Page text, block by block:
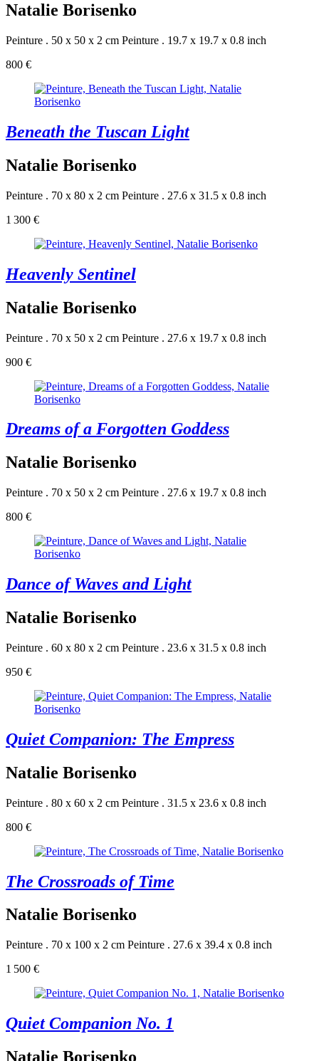
Natalie Borisenko
Peinture . 50 x 50 x 2 cm Peinture . 19.7 x 19.7 x 0.8 inch
800 €
Beneath the Tuscan Light
Natalie Borisenko
Peinture . 70 x 80 x 2 cm Peinture . 27.6 x 31.5 x 0.8 inch
1 300 €
Heavenly Sentinel
Natalie Borisenko
Peinture . 70 x 50 x 2 cm Peinture . 27.6 x 19.7 x 0.8 inch
900 €
Dreams of a Forgotten Goddess
Natalie Borisenko
Peinture . 70 x 50 x 2 cm Peinture . 27.6 x 19.7 x 0.8 inch
800 €
Dance of Waves and Light
Natalie Borisenko
Peinture . 60 x 80 x 2 cm Peinture . 23.6 x 31.5 x 0.8 inch
950 €
Quiet Companion: The Empress
Natalie Borisenko
Peinture . 80 x 60 x 2 cm Peinture . 31.5 x 23.6 x 0.8 inch
800 €
The Crossroads of Time
Natalie Borisenko
Peinture . 70 x 100 x 2 cm Peinture . 27.6 x 39.4 x 0.8 inch
1 500 €
Quiet Companion No. 1
Natalie Borisenko